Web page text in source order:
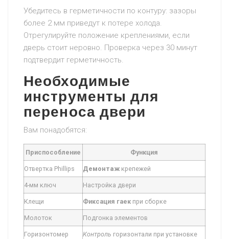
Убедитесь в герметичности по контуру: зазоры
более 2 мм приведут к потере холода.
Отрегулируйте положение креплениями, если
дверь стоит неровно. Проверка через 30 минут
подтвердит герметичность.
Необходимые
инструменты для
переноса двери
Вам понадобятся:
Приспособление Функция
Отвертка Phillips Демонтаж крепежей
4-мм ключ Настройка двери
Клещи Фиксация гаек при сборке
Молоток Подгонка элементов
Горизонтомер Контроль горизонтали при установке